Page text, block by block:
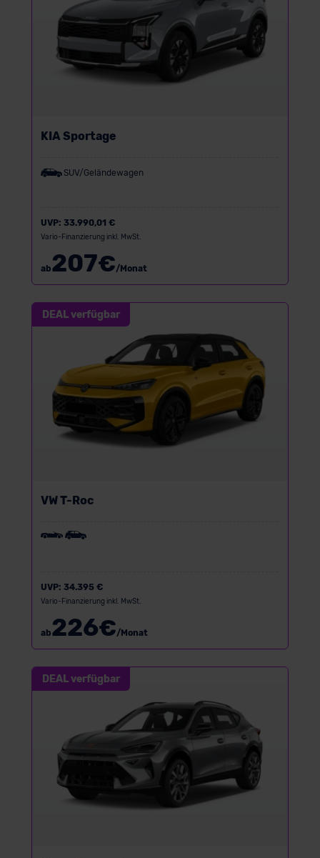
KIA Sportage
SUV/Geländewagen
UVP: 33.990,01 €
Vario-Finanzierung inkl. MwSt.
ab207€/Monat
DEAL verfügbar
VW T-Roc
UVP: 34.395 €
Vario-Finanzierung inkl. MwSt.
ab226€/Monat
DEAL verfügbar